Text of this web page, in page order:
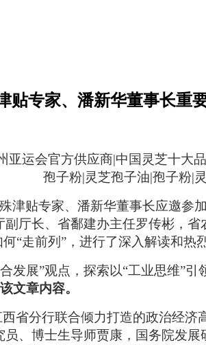
贴专家、潘新华董事长重
津贴专家、潘新华董事长应邀参
厅长、省鄱建办主任罗传彬，
“走前列”，进行了深入解读和
发展”观点，探索以“工业思维”引
文章内容。
省分行联合倾力打造的政治经
、博士生导师贾康，国务院发